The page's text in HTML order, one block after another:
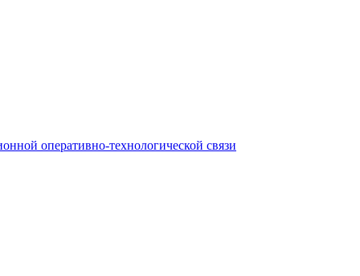
оперативно-технологической связи